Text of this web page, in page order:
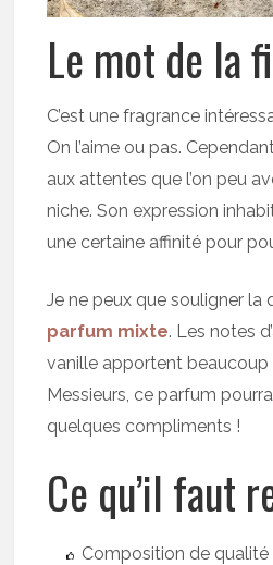
Le mot de la
C’est une fragrance
On l’aime ou pas.
aux attentes que l’on peu
niche. Son expression
une certaine affinité pour
Je ne peux que souligner la
parfum mixte. Les notes
vanille apportent beaucoup
Messieurs, ce parfum
quelques compliments !
Ce qu’il faut
Composition de qualité